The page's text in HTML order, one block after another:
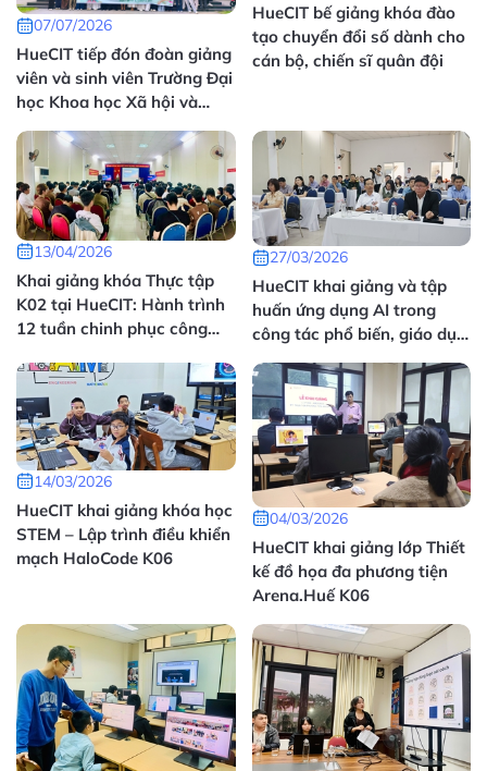
HueCIT tiếp đón đoàn giảng
viên và sinh viên Trường Đại
học Khoa học Xã hội và
Nhân văn, Đại học Quốc gia
Hà Nội tham quan, thực tập
thực tế
07/07/2026
HueCIT bế giảng khóa đào
tạo chuyển đổi số dành cho
cán bộ, chiến sĩ quân đội
Khai giảng khóa Thực tập
K02 tại HueCIT: Hành trình
12 tuần chinh phục công
13/04/2026
HueCIT khai giảng và tập
huấn ứng dụng AI trong
công tác phổ biến, giáo dục
pháp luật
27/03/2026
HueCIT khai giảng khóa học
STEM – Lập trình điều khiển
mạch HaloCode K06
14/03/2026
HueCIT khai giảng lớp Thiết
kế đồ họa đa phương tiện
Arena.Huế K06
04/03/2026